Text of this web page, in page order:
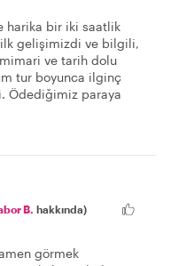
harika bir iki saatlik
gelişimizdi ve bilgili,
ve tarih dolu
tur boyunca ilginç
Ödediğimiz paraya
B. hakkında)
görmek